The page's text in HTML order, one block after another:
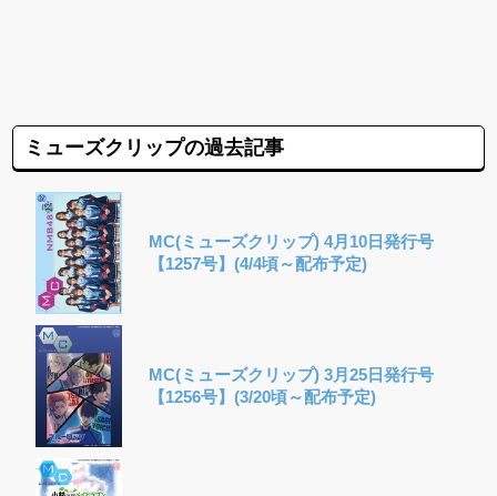
ミューズクリップの過去記事
MC(ミューズクリップ) 4月10日発行号
【1257号】(4/4頃～配布予定)
MC(ミューズクリップ) 3月25日発行号
【1256号】(3/20頃～配布予定)